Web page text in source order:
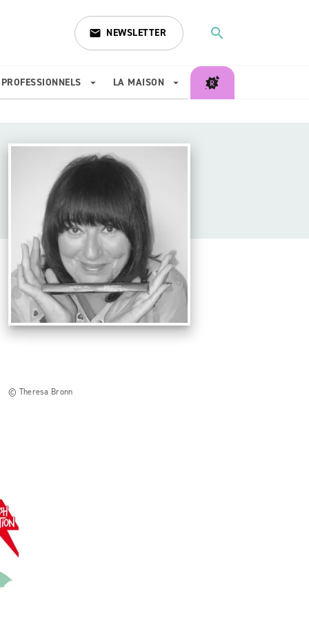
email NEWSLETTER search
PROFESSIONNELS arrow_drop_down LA MAISON arrow_drop_down
search
© Theresa Bronn